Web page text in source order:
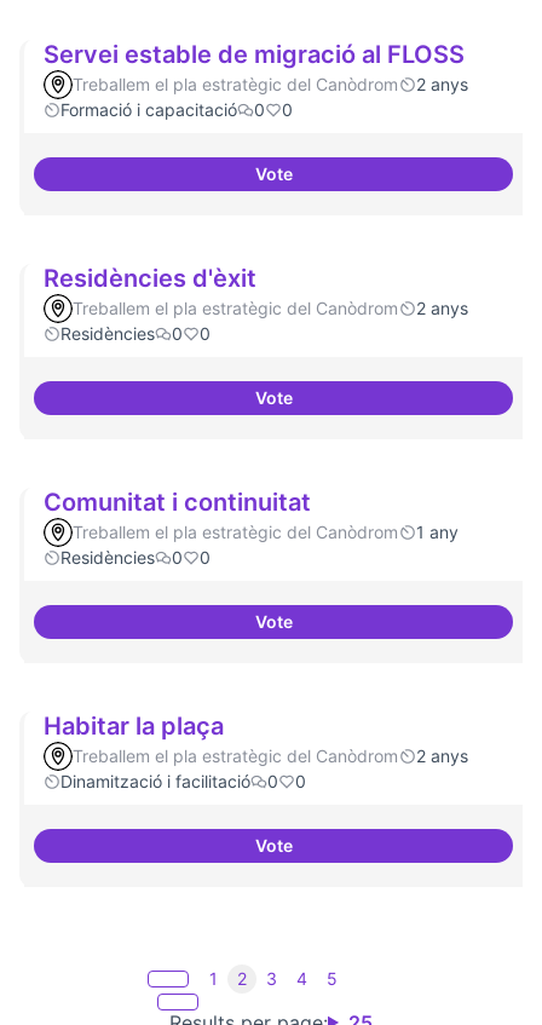
Servei estable de migració al FLOSS
Treballem el pla estratègic del Canòdrom
2 anys
Formació i capacitació
0 0
VoteServei estable de migració al
Residències d'èxit
Treballem el pla estratègic del Canòdrom
2 anys
Residències
0 0
VoteResidències d'èxit
Comunitat i continuitat
Treballem el pla estratègic del Canòdrom
1 any
Residències
0 0
VoteComunitat i continuitat
Habitar la plaça
Treballem el pla estratègic del Canòdrom
2 anys
Dinamització i facilitació
0 0
VoteHabitar la plaça
1 2 3 4 5